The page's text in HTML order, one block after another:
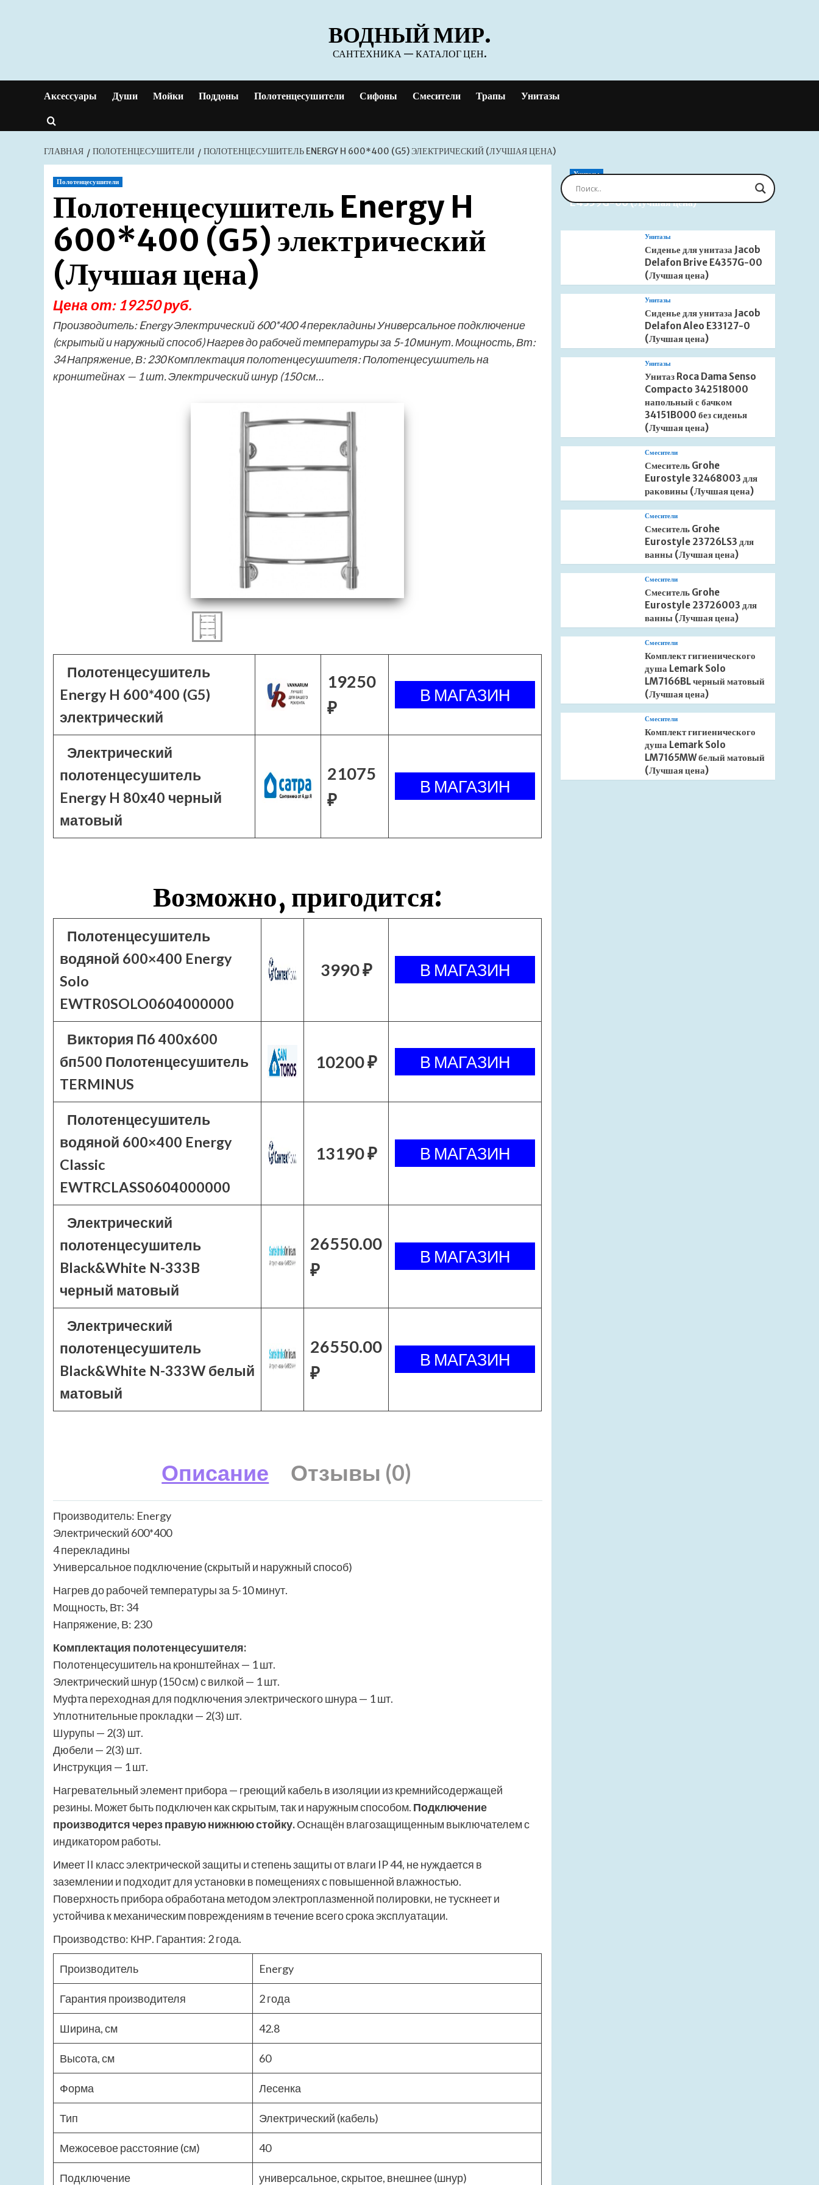
ВОДНЫЙ МИР.
САНТЕХНИКА — КАТАЛОГ ЦЕН.
Аксессуары Души Мойки Поддоны Полотенцесушители Сифоны Смесители Трапы Унитазы
ГЛАВНАЯ ПОЛОТЕНЦЕСУШИТЕЛИ ПОЛОТЕНЦЕСУШИТЕЛЬ ENERGY H 600*400 (G5) ЭЛЕКТРИЧЕСКИЙ (ЛУЧШАЯ ЦЕНА)
Полотенцесушители
Полотенцесушитель Energy H
600*400 (G5) электрический
(Лучшая цена)
Цена от: 19250 руб.
Производитель: Energy Электрический 600*400 4 перекладины Универсальное подключение
(скрытый и наружный способ) Нагрев до рабочей температуры за 5-10 минут. Мощность, Вт:
34 Напряжение, В: 230 Комплектация полотенцесушителя: Полотенцесушитель на
кронштейнах — 1 шт. Электрический шнур (150 см…
Полотенцесушитель
Energy H 600*400 (G5)
электрический
19250
₽
Электрический
полотенцесушитель
Energy H 80х40 черный
матовый
21075
₽
Возможно, пригодится:
Полотенцесушитель
водяной 600×400 Energy
Solo
EWTR0SOLO0604000000
3990 ₽
Виктория П6 400х600
бп500 Полотенцесушитель
TERMINUS
10200 ₽
Полотенцесушитель
водяной 600×400 Energy
Classic
EWTRCLASS0604000000
13190 ₽
Электрический
полотенцесушитель
Black&White N-333B
черный матовый
26550.00
₽
Электрический
полотенцесушитель
Black&White N-333W белый
матовый
26550.00
₽
Описание Отзывы (0)
Производитель: Energy
Электрический 600*400
4 перекладины
Универсальное подключение (скрытый и наружный способ)
Нагрев до рабочей температуры за 5-10 минут.
Мощность, Вт: 34
Напряжение, В: 230
Комплектация полотенцесушителя:
Полотенцесушитель на кронштейнах — 1 шт.
Электрический шнур (150 см) с вилкой — 1 шт.
Муфта переходная для подключения электрического шнура — 1 шт.
Уплотнительные прокладки — 2(3) шт.
Шурупы — 2(3) шт.
Дюбели — 2(3) шт.
Инструкция — 1 шт.
Нагревательный элемент прибора — греющий кабель в изоляции из кремнийсодержащей
резины. Может быть подключен как скрытым, так и наружным способом. Подключение
производится через правую нижнюю стойку.Оснащён влагозащищенным выключателем с
индикатором работы.
Имеет II класс электрической защиты и степень защиты от влаги IP 44, не нуждается в
заземлении и подходит для установки в помещениях с повышенной влажностью.
Поверхность прибора обработана методом электроплазменной полировки, не тускнеет и
устойчива к механическим повреждениям в течение всего срока эксплуатации.
Производство: КНР. Гарантия: 2 года.
Производитель Energy
Гарантия производителя 2 года
Ширина, см 42.8
Высота, см 60
Форма Лесенка
Тип Электрический (кабель)
Межосевое расстояние (см) 40
Подключение универсальное, скрытое, внешнее (шнур)
Унитазы
Сиденье для унитаза Jacob Delafon Brive
E4359G-00 (Лучшая цена)
Унитазы
Сиденье для унитаза Jacob
Delafon Brive E4357G-00
(Лучшая цена)
Унитазы
Сиденье для унитаза Jacob
Delafon Aleo E33127-0
(Лучшая цена)
Унитазы
Унитаз Roca Dama Senso
Compacto 342518000
напольный с бачком
34151B000 без сиденья
(Лучшая цена)
Смесители
Смеситель Grohe
Eurostyle 32468003 для
раковины (Лучшая цена)
Смесители
Смеситель Grohe
Eurostyle 23726LS3 для
ванны (Лучшая цена)
Смесители
Смеситель Grohe
Eurostyle 23726003 для
ванны (Лучшая цена)
Смесители
Комплект гигиенического
душа Lemark Solo
LM7166BL черный матовый
(Лучшая цена)
Смесители
Комплект гигиенического
душа Lemark Solo
LM7165MW белый матовый
(Лучшая цена)